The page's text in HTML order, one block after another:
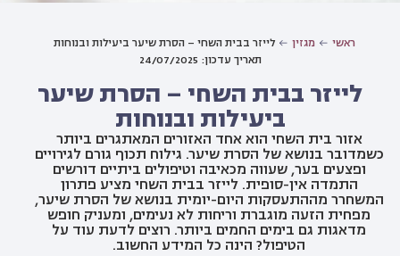
ראשי מגזין
לייזר בבית השחי – הסרת שיער ביעילות ובנוחות
תאריך עדכון: 24/07/2025
לייזר בבית השחי – הסרת שיער
ביעילות ובנוחות
אזור בית השחי הוא אחד האזורים המאתגרים ביותר
כשמדובר בנושא של הסרת שיער. גילוח תכוף גורם לגירויים
ופצעים בער, שעווה מכאיבה וטיפולים ביתיים דורשים
התמדה אין-סופית. לייזר בבית השחי מציע פתרון
המשחרר מההתעסקות היום-יומית בנושא של הסרת שיער,
מפחית הזעה מוגברת וריחות לא נעימים, ומעניק חופש
מדאגות גם בימים החמים ביותר. רוצים לדעת עוד על
הטיפול? הינה כל המידע החשוב.